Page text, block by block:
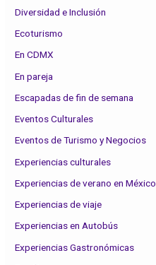
Diversidad e Inclusión
Ecoturismo
En CDMX
En pareja
Escapadas de fin de semana
Eventos Culturales
Eventos de Turismo y Negocios
Experiencias culturales
Experiencias de verano en México
Experiencias de viaje
Experiencias en Autobús
Experiencias Gastronómicas